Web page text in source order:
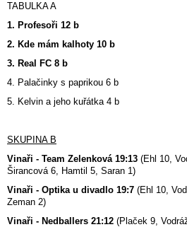
TABULKA A
1. Profesoři 12 b
2. Kde mám kalhoty 10 b
3. Real FC 8 b
4. Palačinky s paprikou 6 b
5. Kelvin a jeho kuřátka 4 b
SKUPINA B
Vinaři - Team Zelenková 19:13 (Ehl 10,
Širancová 6, Hamtil 5, Saran 1)
Vinaři - Optika u divadlo 19:7 (Ehl 10,
Zeman 2)
Vinaři - Nedballers 21:12 (Plaček 9,